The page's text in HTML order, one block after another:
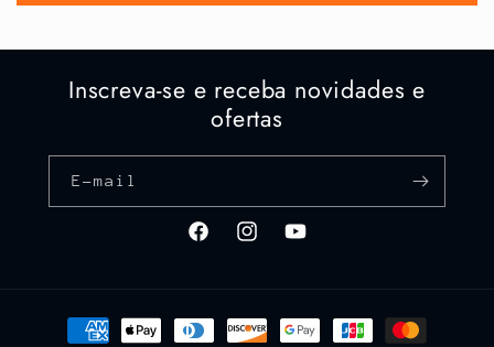
Inscreva-se e receba novidades e
ofertas
E-mail
FacebookInstagramYouTube
Formas